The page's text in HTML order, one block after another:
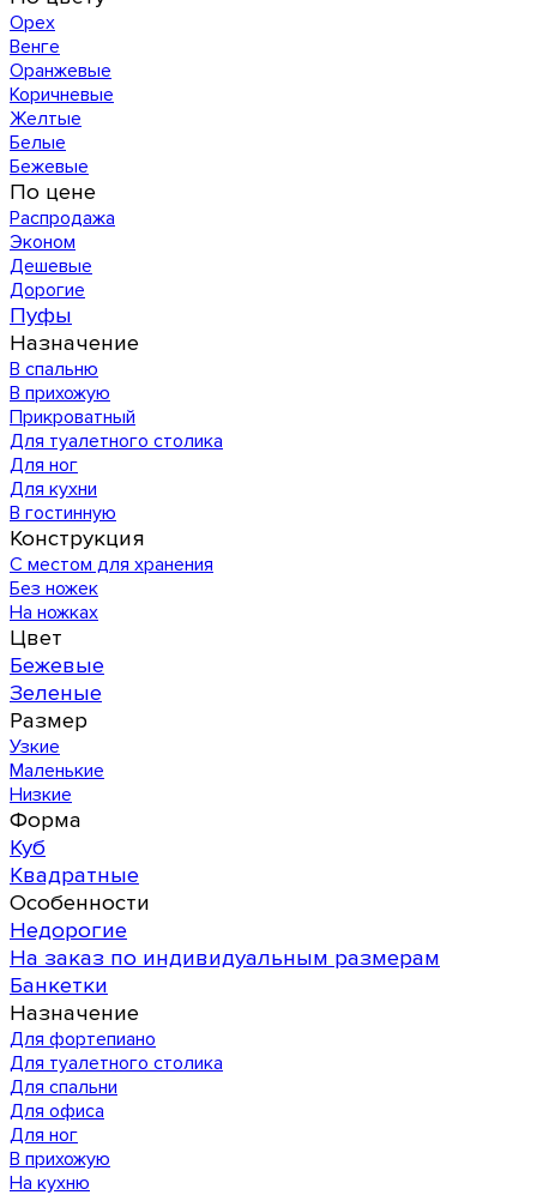
Орех
Венге
Оранжевые
Коричневые
Желтые
Белые
Бежевые
По цене
Распродажа
Эконом
Дешевые
Дорогие
Пуфы
Назначение
В спальню
В прихожую
Прикроватный
Для туалетного столика
Для ног
Для кухни
В гостинную
Конструкция
С местом для хранения
Без ножек
На ножках
Цвет
Бежевые
Зеленые
Размер
Узкие
Маленькие
Низкие
Форма
Куб
Квадратные
Особенности
Недорогие
На заказ по индивидуальным размерам
Банкетки
Назначение
Для фортепиано
Для туалетного столика
Для спальни
Для офиса
Для ног
В прихожую
На кухню